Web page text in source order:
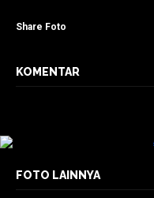
Share Foto
KOMENTAR
FOTO LAINNYA